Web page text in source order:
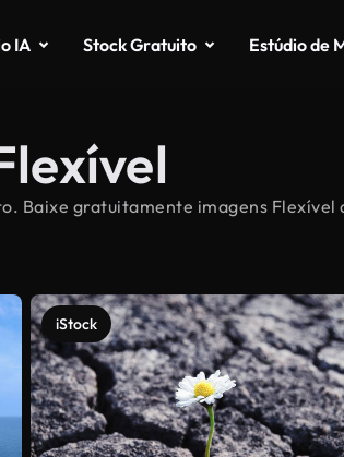
IA Stock Gratuito Estúdio de
Baixe gratuitamente imagens
iStock